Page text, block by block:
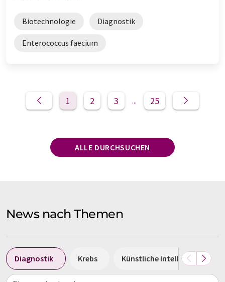
Biotechnologie Diagnostik
Enterococcus faecium
1 2 3 ... 25
ALLE DURCHSUCHEN
News nach Themen
Diagnostik Krebs Künstliche Intelligenz